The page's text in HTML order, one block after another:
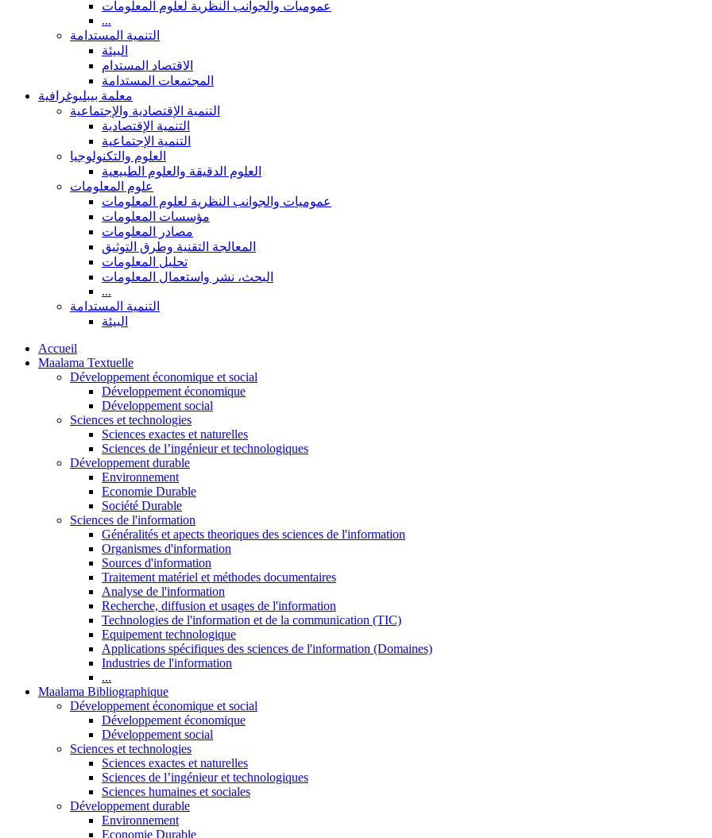
عموميات والجوانب النظرية لعلوم المعلومات
...
التنمية المستدامة
البيئة
الاقتصاد المستدام
المجتمعات المستدامة
معلمة بيبليوغرافية
التنمية الإقتصادية والإجتماعية
التنمية الإقتصادية
التنمية الإجتماعية
العلوم والتكنولوجيا
العلوم الدقيقة والعلوم الطبيعية
علوم المعلومات
عموميات والجوانب النظرية لعلوم المعلومات
مؤسسات المعلومات
مصادر المعلومات
المعالجة التقنية وطرق التوثيق
تحليل المعلومات
البحث، نشر واستعمال المعلومات
...
التنمية المستدامة
البيئة
Accueil
Maalama Textuelle
Développement économique et social
Développement économique
Développement social
Sciences et technologies
Sciences exactes et naturelles
Sciences de l’ingénieur et technologiques
Développement durable
Environnement
Economie Durable
Société Durable
Sciences de l'information
Généralités et apects theoriques des sciences de l'information
Organismes d'information
Sources d'information
Traitement matériel et méthodes documentaires
Analyse de l'information
Recherche, diffusion et usages de l'information
Technologies de l'information et de la communication (TIC)
Equipement technologique
Applications spécifiques des sciences de l'information (Domaines)
Industries de l'information
...
Maalama Bibliographique
Développement économique et social
Développement économique
Développement social
Sciences et technologies
Sciences exactes et naturelles
Sciences de l’ingénieur et technologiques
Sciences humaines et sociales
Développement durable
Environnement
Economie Durable